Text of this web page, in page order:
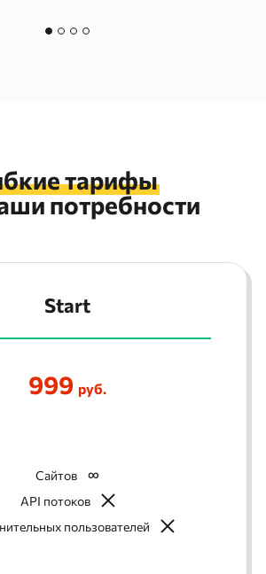
тарифы
потребности
Start
999 руб.
Сайтов
API потоков
пользователей